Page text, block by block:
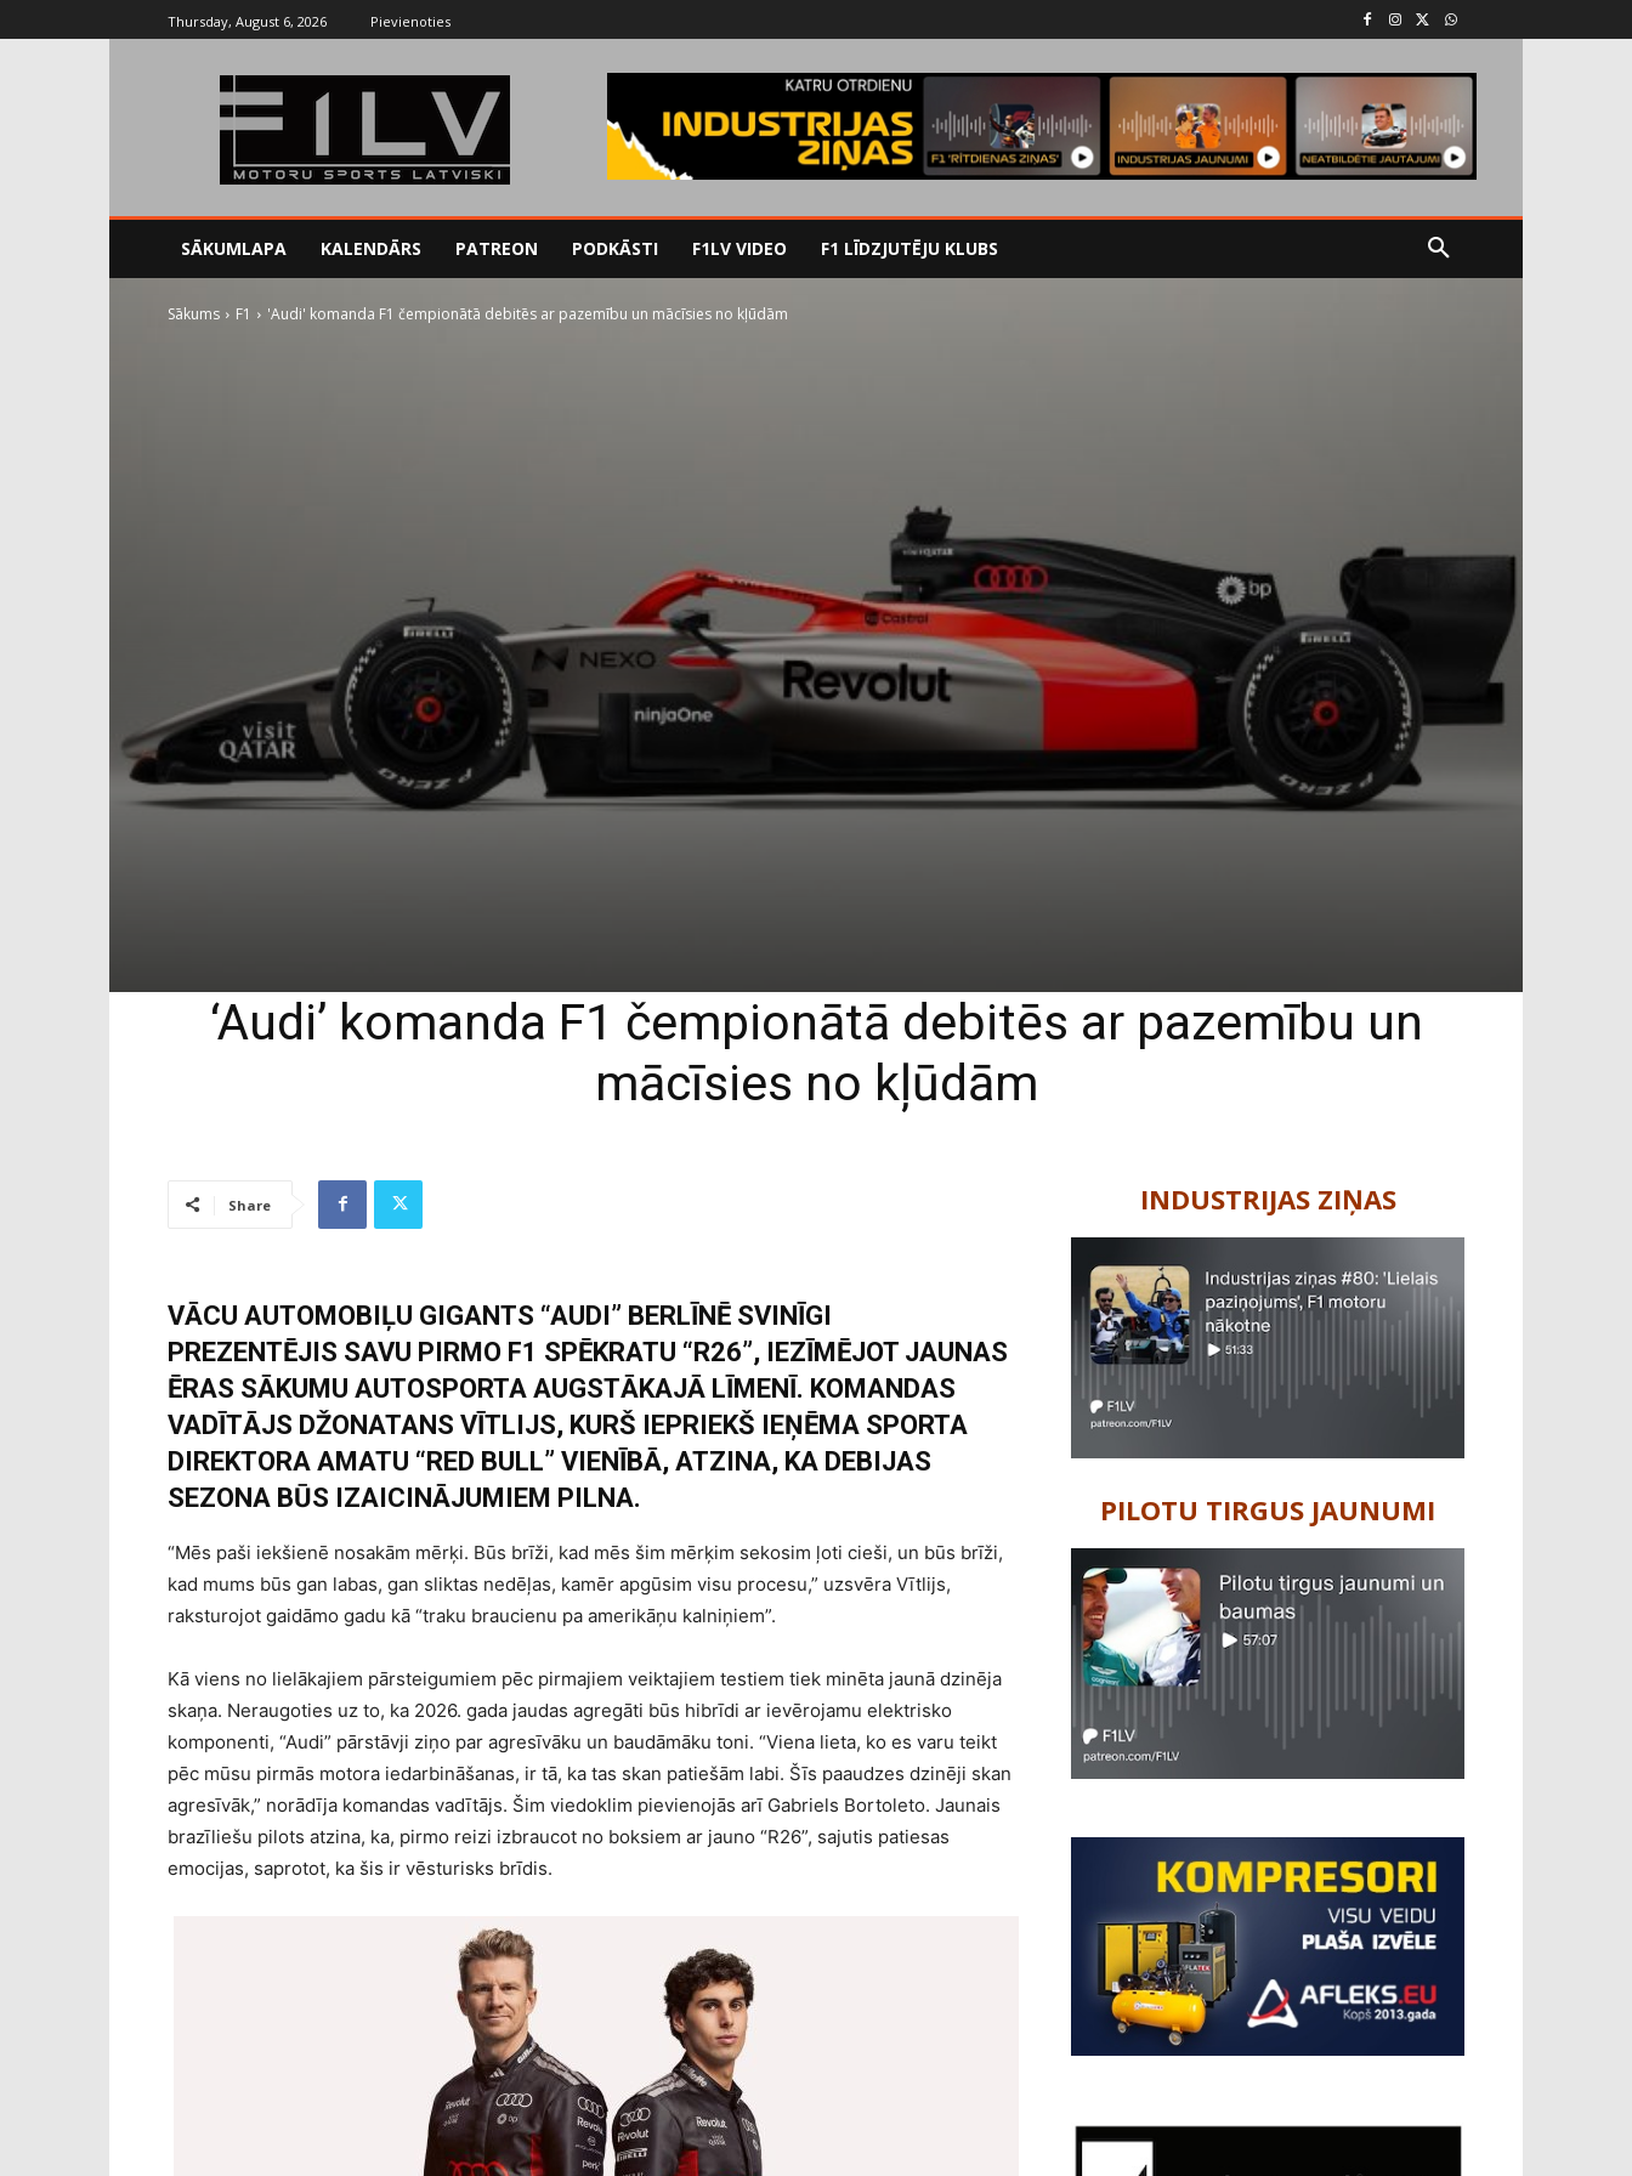
Thursday, August 6, 2026 Pievienoties
SĀKUMLAPA KALENDĀRS PATREON PODKĀSTI F1LV VIDEO F1 LĪDZJUTĒJU KLUBS
Sākums F1 'Audi' komanda F1 čempionātā debitēs ar pazemību un mācīsies no kļūdām
‘Audi’ komanda F1 čempionātā debitēs ar pazemību un
mācīsies no kļūdām
Share
VĀCU AUTOMOBIĻU GIGANTS “AUDI” BERLĪNĒ SVINĪGI
PREZENTĒJIS SAVU PIRMO F1 SPĒKRATU “R26”, IEZĪMĒJOT JAUNAS
ĒRAS SĀKUMU AUTOSPORTA AUGSTĀKAJĀ LĪMENĪ. KOMANDAS
VADĪTĀJS DŽONATANS VĪTLIJS, KURŠ IEPRIEKŠ IEŅĒMA SPORTA
DIREKTORA AMATU “RED BULL” VIENĪBĀ, ATZINA, KA DEBIJAS
SEZONA BŪS IZAICINĀJUMIEM PILNA.
“Mēs paši iekšienē nosakām mērķi. Būs brīži, kad mēs šim mērķim sekosim ļoti cieši, un būs brīži,
kad mums būs gan labas, gan sliktas nedēļas, kamēr apgūsim visu procesu,” uzsvēra Vītlijs,
raksturojot gaidāmo gadu kā “traku braucienu pa amerikāņu kalniņiem”.
Kā viens no lielākajiem pārsteigumiem pēc pirmajiem veiktajiem testiem tiek minēta jaunā dzinēja
skaņa. Neraugoties uz to, ka 2026. gada jaudas agregāti būs hibrīdi ar ievērojamu elektrisko
komponenti, “Audi” pārstāvji ziņo par agresīvāku un baudāmāku toni. “Viena lieta, ko es varu teikt
pēc mūsu pirmās motora iedarbināšanas, ir tā, ka tas skan patiešām labi. Šīs paaudzes dzinēji skan
agresīvāk,” norādīja komandas vadītājs. Šim viedoklim pievienojās arī Gabriels Bortoleto. Jaunais
brazīliešu pilots atzina, ka, pirmo reizi izbraucot no boksiem ar jauno “R26”, sajutis patiesas
emocijas, saprotot, ka šis ir vēsturisks brīdis.
INDUSTRIJAS ZIŅAS
PILOTU TIRGUS JAUNUMI